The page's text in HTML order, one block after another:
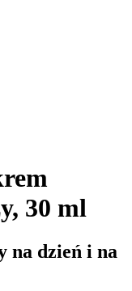
30 ml
na dzień i na